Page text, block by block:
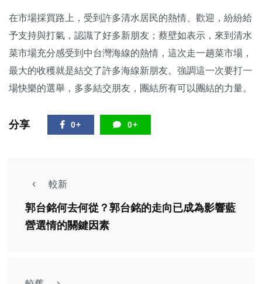
在市場採買路上，受到許多清水居民的熱情、歡迎，紛紛給
予支持與打氣，認識了好多新朋友；蔡壁如表示，來到清水
菜市場充分感受到中台灣海線的熱情，這次走一趟菜市場，
最大的收穫就是結交了許多海線新朋友。強調這一次要打一
場快樂的選舉，多多結交朋友，團結所有可以團結的力量。
分享 0+ 0+
較新
郭台銘何去何從？郭台銘的走向已成為影響藍
營選情的關鍵因素